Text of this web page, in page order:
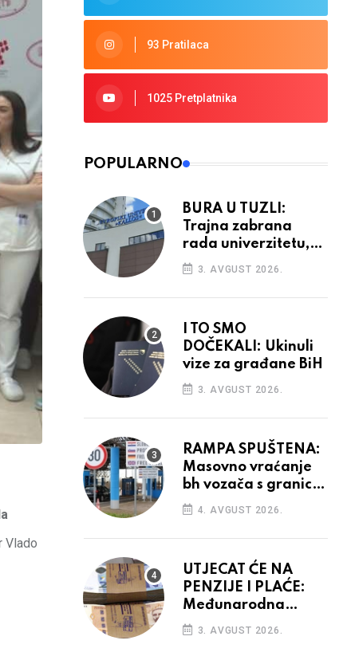
Vlado
93 Pratilaca
1025 Pretplatnika
POPULARNO
BURA U TUZLI:
Trajna zabrana
rada univerzitetu,
provedba sudskih
odluka
3. AVGUST 2026.
I TO SMO
DOČEKALI: Ukinuli
vize za građane BiH
3. AVGUST 2026.
RAMPA SPUŠTENA:
Masovno vraćanje
bh vozača s granica
EU, protesti na
vidiku
4. AVGUST 2026.
UTJECAT ĆE NA
PENZIJE I PLAĆE:
Međunarodna
agencija potvrdila
kreditni rejting BiH
3. AVGUST 2026.